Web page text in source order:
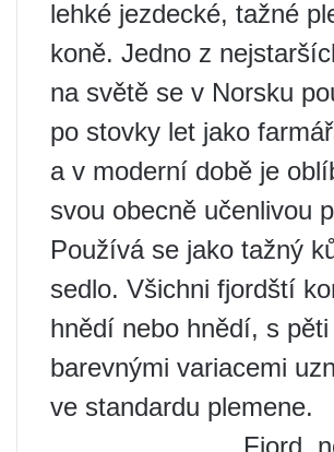
lehké jezdecké, tažné
koně. Jedno z
na světě se v Norsku
po stovky let jako
a v moderní době je
svou obecně učenlivou
Používá se jako tažný
sedlo. Všichni fjordští
hnědí nebo hnědí, s pěti
barevnými variacemi
ve standardu plemene.
Fjord,